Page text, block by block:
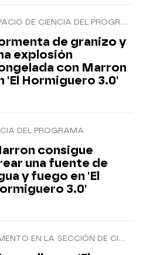
EXPERIMENTO EN EL ESPACIO DE CIENCIA DEL PROGRAMA
de granizo y
explosión
con Marron
'El Hormiguero 3.0'
DEL PROGRAMA
consigue
una fuente de
y fuego en 'El
3.0'
ESPECTACULAR EXPERIMENTO EN LA SECCIÓN DE CIENCIA